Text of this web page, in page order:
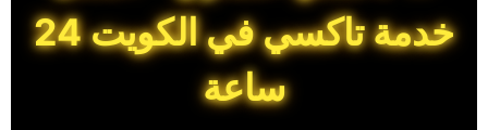
خدمة تاكسي في الكويت 24
ساعة